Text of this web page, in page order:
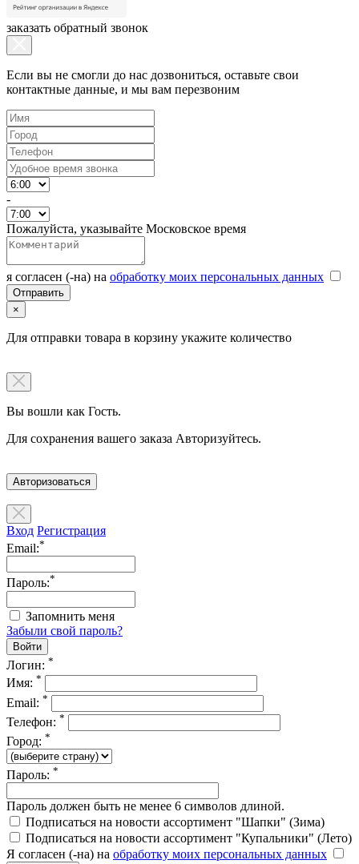
заказать обратный звонок
Если вы не смогли до нас дозвониться, оставьте свои
контактные данные, и мы вам перезвоним
-
Пожалуйста, указывайте Московское время
я согласен (-на) на обработку моих персональных данных
×
Для отправки товара в корзину укажите количество
Вы вошли как Гость.
Для сохранения вашего заказа Авторизуйтесь.
Авторизоваться
Вход Регистрация
Email:*
Пароль:*
Запомнить меня
Забыли свой пароль?
Логин: *
Имя: *
Email: *
Телефон: *
Город: *
Пароль: *
Пароль должен быть не менее 6 символов длиной.
Подписаться на новости ассортимент "Шапки" (Зима)
Подписаться на новости ассортимент "Купальники" (Лето)
Я согласен (-на) на обработку моих персональных данных